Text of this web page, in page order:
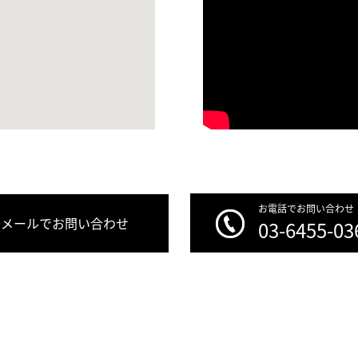
メールでお問い合わせ
お電話でお問い合わせ
03-6455-